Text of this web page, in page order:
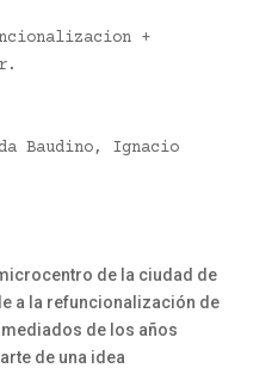
+
Baudino, Ignacio
de la ciudad de
a la refuncionalización de
de los años
de una idea